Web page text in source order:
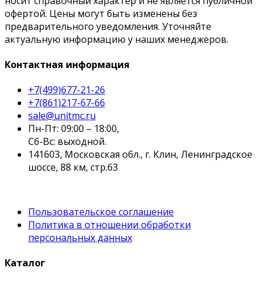
офертой. Цены могут быть изменены без
предварительного уведомления. Уточняйте
актуальную информацию у наших менеджеров.
Контактная информация
+7(499)677-21-26
+7(861)217-67-66
sale@unitmc.ru
Пн-Пт: 09:00 – 18:00,
Сб-Вс: выходной.
141603, Московская обл., г. Клин, Ленинградское
шоссе, 88 км, стр.63
Пользовательское соглашение
Политика в отношении обработки
персональных данных
Каталог